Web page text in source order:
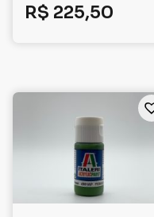
R$ 225,50